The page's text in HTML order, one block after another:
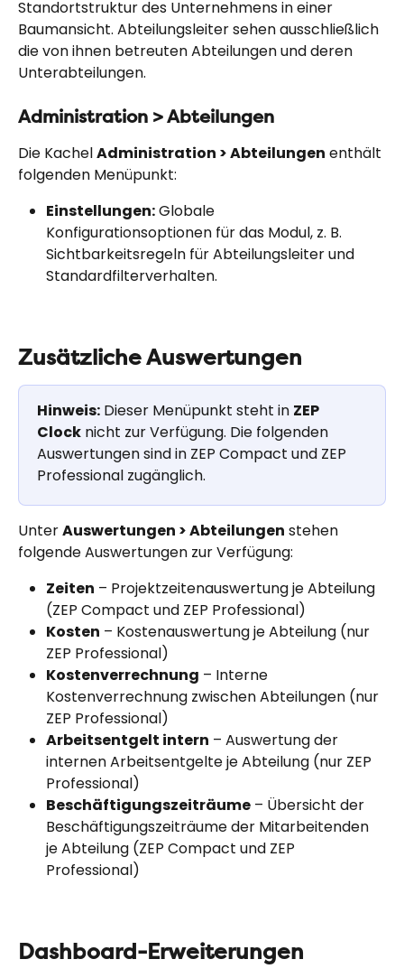
Standortstruktur des Unternehmens in einer
Baumansicht. Abteilungsleiter sehen ausschließlich
die von ihnen betreuten Abteilungen und deren
Unterabteilungen.
Administration > Abteilungen
Die Kachel Administration > Abteilungen enthält
folgenden Menüpunkt:
Einstellungen: Globale
Konfigurationsoptionen für das Modul, z. B.
Sichtbarkeitsregeln für Abteilungsleiter und
Standardfilterverhalten.
Zusätzliche Auswertungen
Hinweis: Dieser Menüpunkt steht in ZEP
Clock nicht zur Verfügung. Die folgenden
Auswertungen sind in ZEP Compact und ZEP
Professional zugänglich.
Unter Auswertungen > Abteilungen stehen
folgende Auswertungen zur Verfügung:
Zeiten – Projektzeitenauswertung je Abteilung
(ZEP Compact und ZEP Professional)
Kosten – Kostenauswertung je Abteilung (nur
ZEP Professional)
Kostenverrechnung – Interne
Kostenverrechnung zwischen Abteilungen (nur
ZEP Professional)
Arbeitsentgelt intern – Auswertung der
internen Arbeitsentgelte je Abteilung (nur ZEP
Professional)
Beschäftigungszeiträume – Übersicht der
Beschäftigungszeiträume der Mitarbeitenden
je Abteilung (ZEP Compact und ZEP
Professional)
Dashboard-Erweiterungen